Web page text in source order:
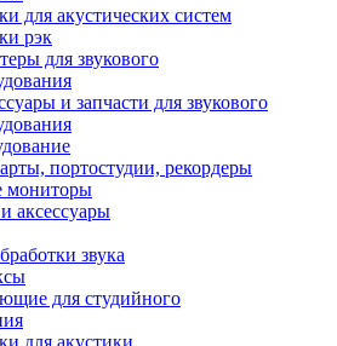
для акустических систем
рэк
для звукового
и запчасти для звукового
портостудии, рекордеры
мониторы
аксессуары
звука
для студийного
для акустики